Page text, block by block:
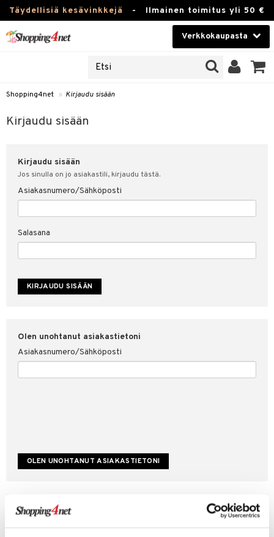
Täydellisiä kesävinkkejä - Ilmainen toimitus yli 50 €
Verkkokaupasta
Piilolinssit
Luontaistuotteet
Fitness
Koti & Sisustus
Lelut, Lapsi & Vauva
Tuotemerkkejä
Shopping4net » Kirjaudu sisään
Kirjaudu sisään
Kirjaudu sisään
Jos sinulla on jo asiakastili, kirjaudu tästä.
Asiakasnumero/Sähköposti
Salasana
Olen unohtanut asiakastietoni
Asiakasnumero/Sähköposti
Luo uusi asiakas
sisään
& vastauksia
myyntiehdot
suojaus